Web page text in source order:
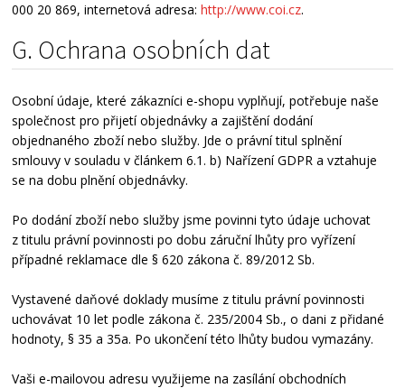
000 20 869, internetová adresa:http://www.coi.cz.
G. Ochrana osobních dat
Osobní údaje, které zákazníci e-shopu vyplňují, potřebuje naše
společnost pro přijetí objednávky a zajištění dodání
objednaného zboží nebo služby. Jde o právní titul splnění
smlouvy v souladu v článkem 6.1. b) Nařízení GDPR a vztahuje
se na dobu plnění objednávky.
Po dodání zboží nebo služby jsme povinni tyto údaje uchovat
z titulu právní povinnosti po dobu záruční lhůty pro vyřízení
případné reklamace dle § 620 zákona č. 89/2012 Sb.
Vystavené daňové doklady musíme z titulu právní povinnosti
uchovávat 10 let podle zákona č. 235/2004 Sb., o dani z přidané
hodnoty, § 35 a 35a. Po ukončení této lhůty budou vymazány.
Vaši e-mailovou adresu využijeme na zasílání obchodních